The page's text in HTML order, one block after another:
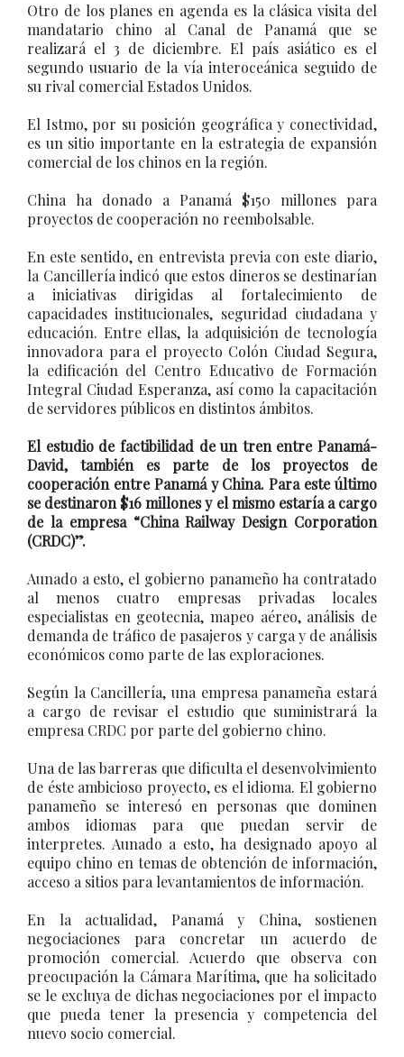
Otro de los planes en agenda es la clásica visita del
mandatario chino al Canal de Panamá que se
realizará el 3 de diciembre. El país asiático es el
segundo usuario de la vía interoceánica seguido de
su rival comercial Estados Unidos.
El Istmo, por su posición geográfica y conectividad,
es un sitio importante en la estrategia de expansión
comercial de los chinos en la región.
China ha donado a Panamá $150 millones para
proyectos de cooperación no reembolsable.
En este sentido, en entrevista previa con este diario,
la Cancillería indicó que estos dineros se destinarían
a iniciativas dirigidas al fortalecimiento de
capacidades institucionales, seguridad ciudadana y
educación. Entre ellas, la adquisición de tecnología
innovadora para el proyecto Colón Ciudad Segura,
la edificación del Centro Educativo de Formación
Integral Ciudad Esperanza, así como la capacitación
de servidores públicos en distintos ámbitos.
El estudio de factibilidad de un tren entre Panamá-
David, también es parte de los proyectos de
cooperación entre Panamá y China. Para este último
se destinaron $16 millones y el mismo estaría a cargo
de la empresa “China Railway Design Corporation
(CRDC)”.
Aunado a esto, el gobierno panameño ha contratado
al menos cuatro empresas privadas locales
especialistas en geotecnia, mapeo aéreo, análisis de
demanda de tráfico de pasajeros y carga y de análisis
económicos como parte de las exploraciones.
Según la Cancillería, una empresa panameña estará
a cargo de revisar el estudio que suministrará la
empresa CRDC por parte del gobierno chino.
Una de las barreras que dificulta el desenvolvimiento
de éste ambicioso proyecto, es el idioma. El gobierno
panameño se interesó en personas que dominen
ambos idiomas para que puedan servir de
interpretes. Aunado a esto, ha designado apoyo al
equipo chino en temas de obtención de información,
acceso a sitios para levantamientos de información.
En la actualidad, Panamá y China, sostienen
negociaciones para concretar un acuerdo de
promoción comercial. Acuerdo que observa con
preocupación la Cámara Marítima, que ha solicitado
se le excluya de dichas negociaciones por el impacto
que pueda tener la presencia y competencia del
nuevo socio comercial.